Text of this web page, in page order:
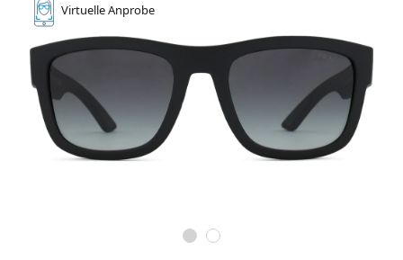
VirtuelleAnprobe